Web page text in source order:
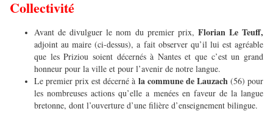
Collectivité
Avant de divulguer le nom du premier prix, Florian Le Teuff,
adjoint au maire (ci-dessus), a fait observer qu’il lui est agréable
que les Priziou soient décernés à Nantes et que c’est un grand
honneur pour la ville et pour l’avenir de notre langue.
Le premier prix est décerné à la commune de Lauzach(56) pour
les nombreuses actions qu’elle a menées en faveur de la langue
bretonne, dont l’ouverture d’une filière d’enseignement bilingue.